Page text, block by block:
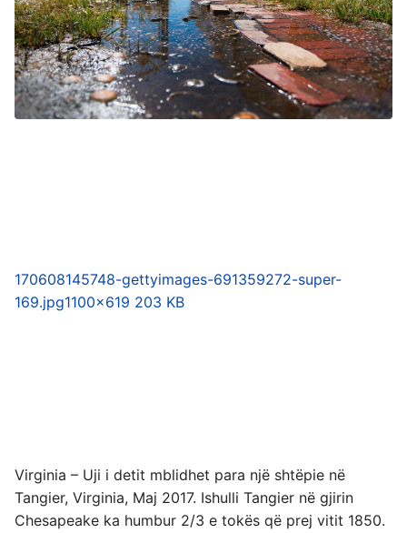
170608145748-gettyimages-691359272-super-
169.jpg1100×619 203 KB
Virginia – Uji i detit mblidhet para një shtëpie në
Tangier, Virginia, Maj 2017. Ishulli Tangier në gjirin
Chesapeake ka humbur 2/3 e tokës që prej vitit 1850.